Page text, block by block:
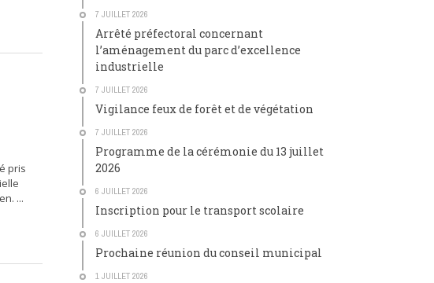
pris
...
7 JUILLET 2026
Arrêté préfectoral concernant
l’aménagement du parc d’excellence
industrielle
7 JUILLET 2026
Vigilance feux de forêt et de végétation
7 JUILLET 2026
Programme de la cérémonie du 13 juillet
2026
6 JUILLET 2026
Inscription pour le transport scolaire
6 JUILLET 2026
Prochaine réunion du conseil municipal
1 JUILLET 2026